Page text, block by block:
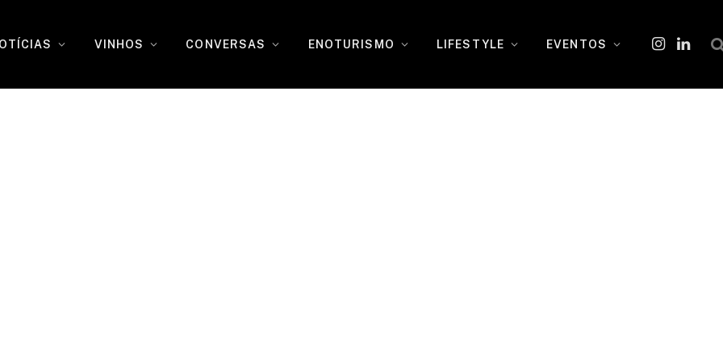
VINHOS CONVERSAS ENOTURISMO LIFESTYLE EVENTOS
Instagram
O